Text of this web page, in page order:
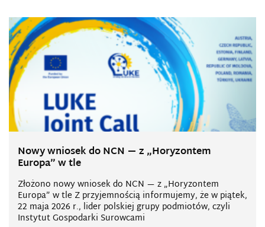
Nowy wniosek do NCN — z „Horyzontem
Europa” w tle
Złożono nowy wniosek do NCN — z „Horyzontem
Europa” w tle Z przyjemnością informujemy, że w piątek,
22 maja 2026 r., lider polskiej grupy podmiotów, czyli
Instytut Gospodarki Surowcami